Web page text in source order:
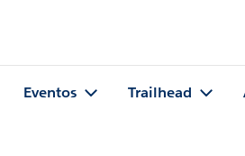
Eventos Trailhead